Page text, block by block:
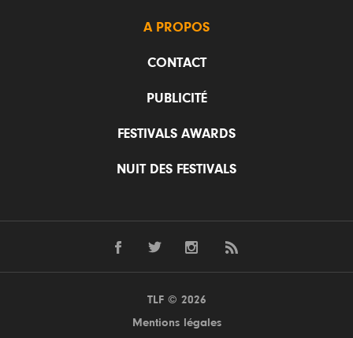
A PROPOS
CONTACT
PUBLICITÉ
FESTIVALS AWARDS
NUIT DES FESTIVALS
TLF © 2026
Mentions légales